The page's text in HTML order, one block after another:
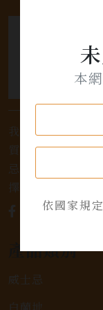
本
依國家規
我們是專業銷售
質的選擇和卓越
忌，或者尋求一
擇，滿足您的個人
產品類別
威士忌